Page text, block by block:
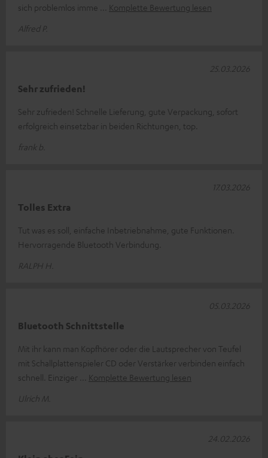
sich problemlos imme
Komplette Bewertung lesen
Alfred P.
Sehr zufrieden!
Sehr zufrieden! Schnelle Lieferung, gute Verpackung, sofort
erfolgreich einsetzbar in beiden Richtungen, top.
frank b.
25.03.2026
Tolles Extra
Tut was es soll, einfache Inbetriebnahme, gute Funktionen.
Hervorragende Bluetooth Verbindung.
RALPH H.
17.03.2026
Bluetooth Schnittstelle
Mit ihr kann man Kopfhörer oder die Lautsprecher von Teufel
mit Schallplattenspieler CD oder Verstärker verbinden einfach
schnell. Einziger
Komplette Bewertung lesen
Ulrich M.
05.03.2026
24.02.2026